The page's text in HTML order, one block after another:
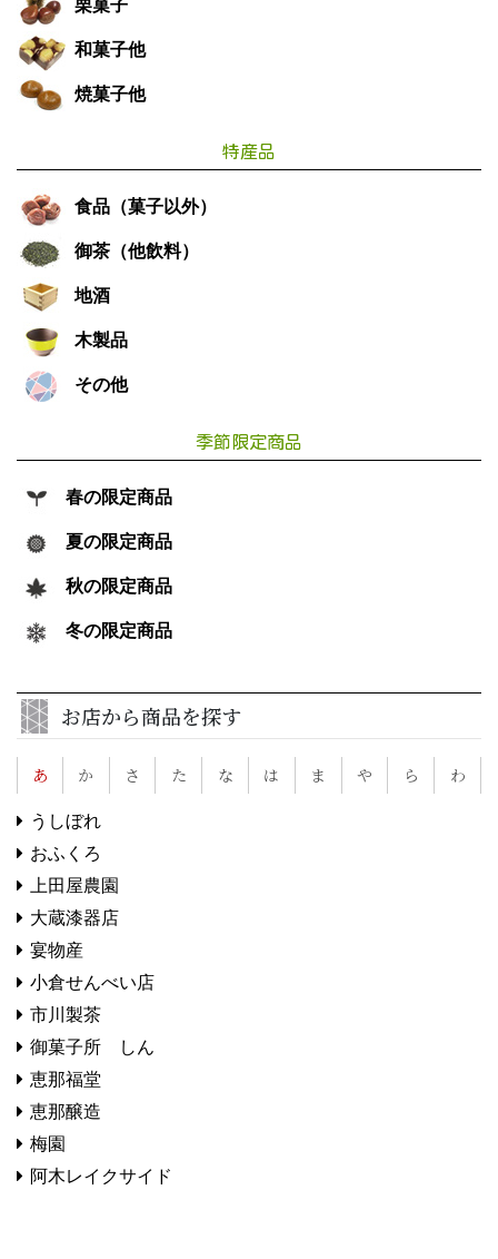
栗菓子
和菓子他
焼菓子他
特産品
食品（菓子以外）
御茶（他飲料）
地酒
木製品
その他
季節限定商品
春の限定商品
夏の限定商品
秋の限定商品
冬の限定商品
お店から商品を探す
あ か さ た な は ま や ら わ
うしぼれ
おふくろ
上田屋農園
大蔵漆器店
宴物産
小倉せんべい店
市川製茶
御菓子所 しん
恵那福堂
恵那醸造
梅園
阿木レイクサイド